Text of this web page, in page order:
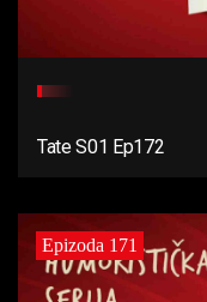
Tate S01 Ep172
Epizoda 171